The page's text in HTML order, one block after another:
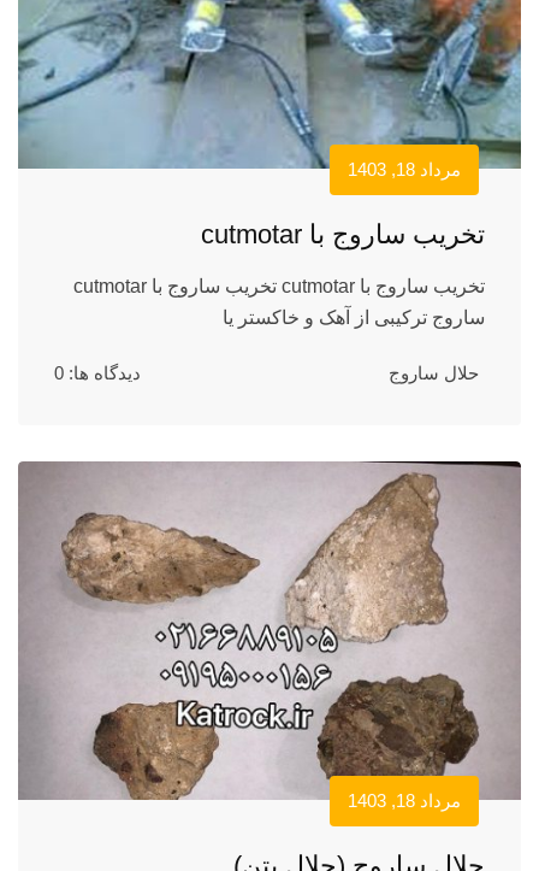
مرداد 18, 1403
تخریب ساروج با cutmotar
تخریب ساروج با cutmotar تخریب ساروج با cutmotar
ساروج ترکیبی از آهک و خاکستر یا
حلال ساروج دیدگاه ها: 0
مرداد 18, 1403